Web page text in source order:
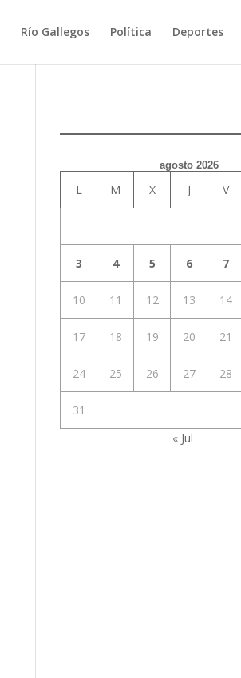
Río Gallegos Política Deportes
agosto 2026
L M X J V
3 4 5 6 7
10 11 12 13 14
17 18 19 20 21
24 25 26 27 28
31
« Jul